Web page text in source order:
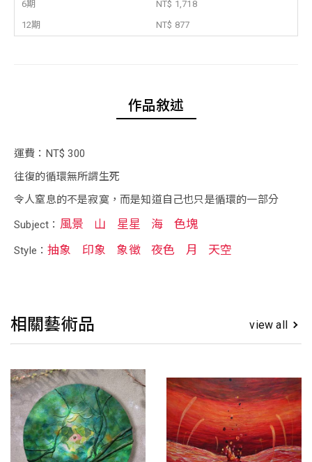
6期
NT$ 1,718
12期
NT$ 877
作品敘述
運費：NT$ 300
往復的循環無所謂生死
令人窒息的不是寂寞，而是知道自己也只是循環的一部分
Subject： 風景 山 星星 海 色塊
Style：抽象 印象 象徵 夜色 月 天空
相關藝術品 view all